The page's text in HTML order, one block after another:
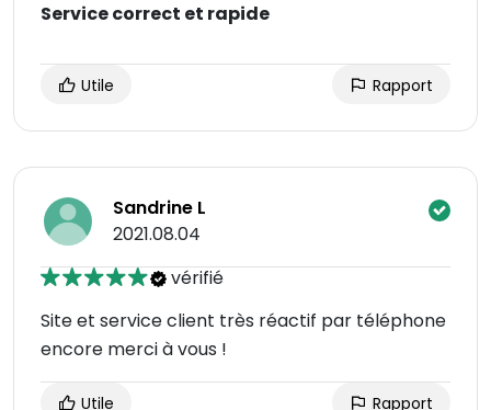
Service correct et rapide
Utile Rapport
Sandrine L
2021.08.04
vérifié
Site et service client très réactif par téléphone
encore merci à vous !
Utile Rapport